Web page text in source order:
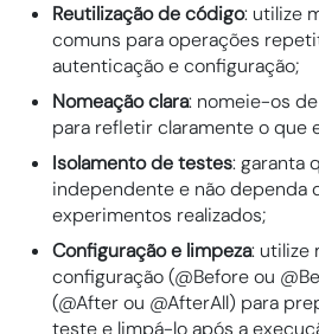
Reutilização de código: utilize
comuns para operações
autenticação e configuração;
Nomeação clara: nomeie-os
para refletir claramente o que
Isolamento de testes: garanta
independente e não dependa
experimentos realizados;
Configuração e limpeza: utilize
configuração (@Before ou
(@After ou @AfterAll) para
teste e limpá-lo após a